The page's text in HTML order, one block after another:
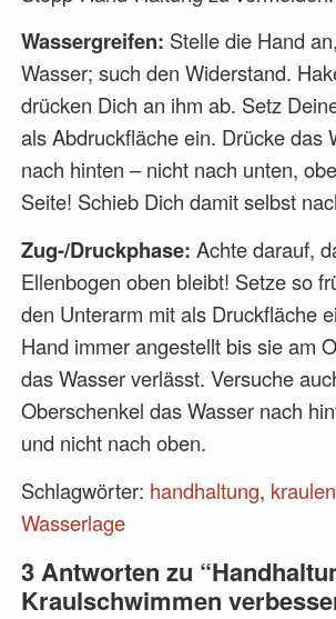
Wassergreifen: Stelle die Hand
Wasser; such den Widerstand.
drücken Dich an ihm ab. Setz
als Abdruckfläche ein. Drücke das
nach hinten – nicht nach unten,
Seite! Schieb Dich damit selbst
Zug-/Druckphase: Achte darauf,
Ellenbogen oben bleibt! Setze so
den Unterarm mit als Druckfläche
Hand immer angestellt bis sie am
das Wasser verlässt. Versuche
Oberschenkel das Wasser nach
und nicht nach oben.
Schlagwörter: handhaltung, kraulen
Wasserlage
3 Antworten zu
Kraulschwimmen